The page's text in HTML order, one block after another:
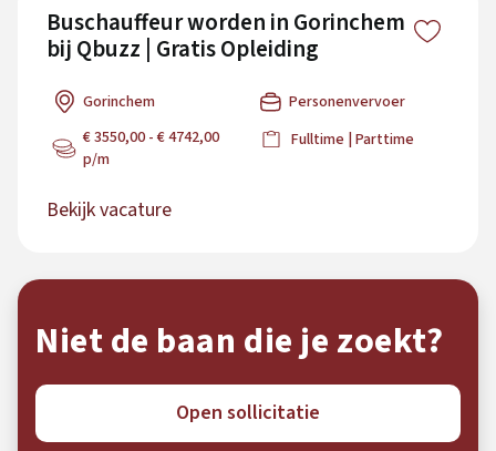
Buschauffeur worden in Gorinchem
bij Qbuzz | Gratis Opleiding
Gorinchem
Personenvervoer
€ 3550,00 - € 4742,00
p/m
Fulltime | Parttime
Bekijk vacature
Niet de baan die je zoekt?
Open sollicitatie